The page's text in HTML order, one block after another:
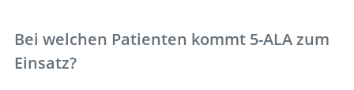
Bei welchen Patienten kommt 5-ALA zum
Einsatz?